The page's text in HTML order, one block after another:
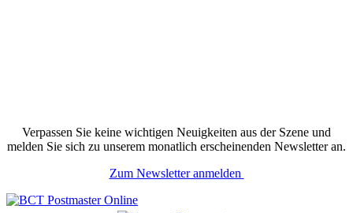
Verpassen Sie keine wichtigen Neuigkeiten aus der Szene und
melden Sie sich zu unserem monatlich erscheinenden Newsletter an.
Zum Newsletter anmelden